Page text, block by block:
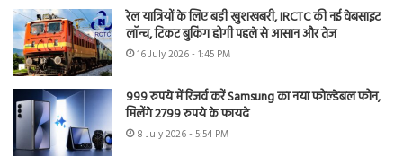
रेल यात्रियों के लिए बड़ी खुशखबरी, IRCTC की नई वेबसाइट
लॉन्च, टिकट बुकिंग होगी पहले से आसान और तेज
16 July 2026 - 1:45 PM
999 रुपये में रिजर्व करें Samsung का नया फोल्डेबल फोन,
मिलेंगे 2799 रुपये के फायदे
8 July 2026 - 5:54 PM